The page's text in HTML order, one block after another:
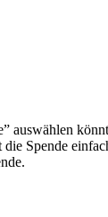
auswählen
Spende